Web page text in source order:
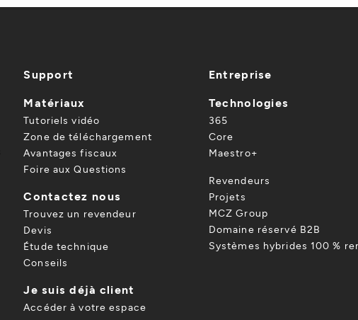
Support
Matériaux
Tutoriels vidéo
Zone de téléchargement
Avantages fiscaux
Foire aux Questions
Contactez nous
Trouvez un revendeur
Devis
Étude technique
Conseils
Je suis déjà client
Accéder à votre espace
Entreprise
Technologies
365
Core
Maestro+
Revendeurs
Projets
MCZ Group
Domaine réservé B2B
Systèmes hybrides 100 %